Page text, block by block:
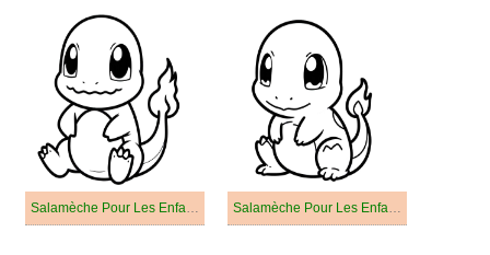
Salamèche Pour Les Enfants De 5 An Salamèche Pour Les Enfants De 3 An